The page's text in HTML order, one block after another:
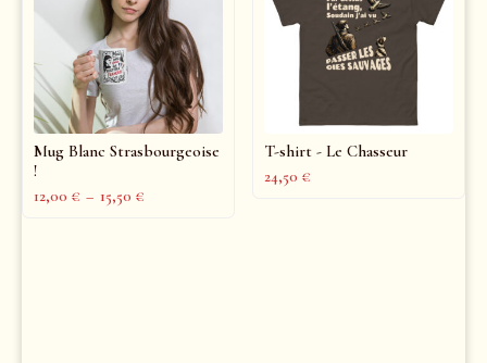
Mug Blanc Strasbourgeoise
!
12,00 € – 15,50 €
T-shirt - Le Chasseur
24,50 €